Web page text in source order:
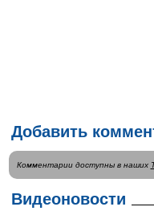
Добавить
Комментарии доступны в наших
Видеоновости